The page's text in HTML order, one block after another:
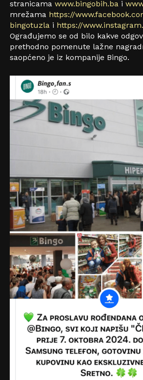
stranicama www.bingobih.ba i
mrežama https://
bingotuzla i https://
Ograđujemo se od bilo kakve
prethodno pomenute lažne
saopćeno je iz kompanije Bingo.